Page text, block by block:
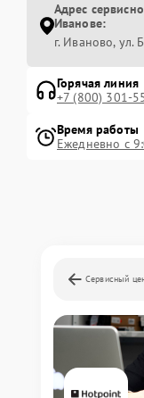
Адрес
Иванове:
г. Иваново, ул.
Горячая линия
+7 (800) 301-
Время работы
Ежедневно с
Сервисный